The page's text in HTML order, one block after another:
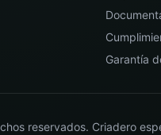
Garantía
reservados. Criadero